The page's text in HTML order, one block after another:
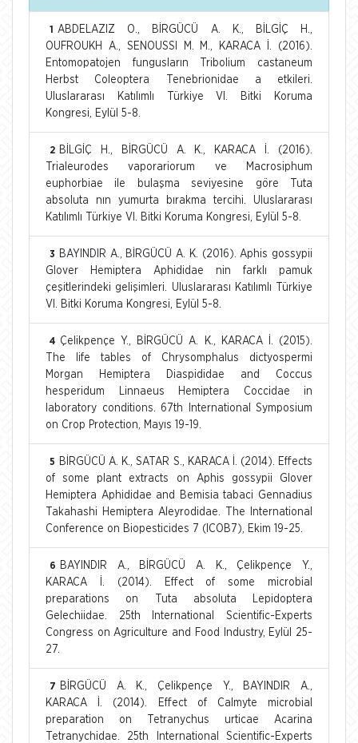
1
ABDELAZIZ O., BİRGÜCÜ A. K., BİLGİÇ H.,
OUFROUKH A., SENOUSSI M. M., KARACA İ. (2016).
Entomopatojen fungusların Tribolium castaneum
Herbst Coleoptera Tenebrionidae a etkileri.
Uluslararası Katılımlı Türkiye VI. Bitki Koruma
Kongresi, Eylül 5-8.
2 BİLGİÇ H., BİRGÜCÜ A. K., KARACA İ. (2016).
Trialeurodes vaporariorum ve Macrosiphum
euphorbiae ile bulaşma seviyesine göre Tuta
absoluta nın yumurta bırakma tercihi. Uluslararası
Katılımlı Türkiye VI. Bitki Koruma Kongresi, Eylül 5-8.
3
BAYINDIR A., BİRGÜCÜ A. K. (2016). Aphis gossypii
Glover Hemiptera Aphididae nin farklı pamuk
çeşitlerindeki gelişimleri. Uluslararası Katılımlı Türkiye
VI. Bitki Koruma Kongresi, Eylül 5-8.
4 Çelikpençe Y., BİRGÜCÜ A. K., KARACA İ. (2015).
The life tables of Chrysomphalus dictyospermi
Morgan Hemiptera Diaspididae and Coccus
hesperidum Linnaeus Hemiptera Coccidae in
laboratory conditions. 67th International Symposium
on Crop Protection, Mayıs 19-19.
5
BİRGÜCÜ A. K., SATAR S., KARACA İ. (2014). Effects
of some plant extracts on Aphis gossypii Glover
Hemiptera Aphididae and Bemisia tabaci Gennadius
Takahashi Hemiptera Aleyrodidae. The International
Conference on Biopesticides 7 (ICOB7), Ekim 19-25.
6
BAYINDIR A., BİRGÜCÜ A. K., Çelikpençe Y.,
KARACA İ. (2014). Effect of some microbial
preparations on Tuta absoluta Lepidoptera
Gelechiidae. 25th International Scientific-Experts
Congress on Agriculture and Food Industry, Eylül 25-
27.
7
BİRGÜCÜ A. K., Çelikpençe Y., BAYINDIR A.,
KARACA İ. (2014). Effect of Calmyte microbial
preparation on Tetranychus urticae Acarina
Tetranychidae. 25th International Scientific-Experts